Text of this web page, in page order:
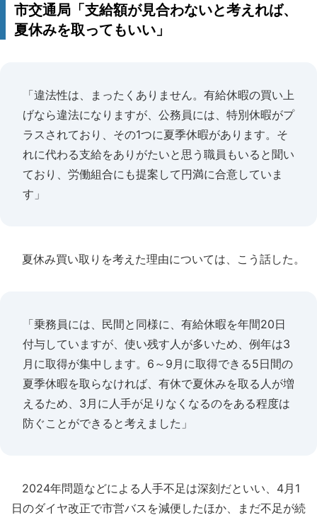
市交通局「支給額が見合わないと考えれば、
夏休みを取ってもいい」
「違法性は、まったくありません。有給休暇の買い上
げなら違法になりますが、公務員には、特別休暇がプ
ラスされており、その1つに夏季休暇があります。そ
れに代わる支給をありがたいと思う職員もいると聞い
ており、労働組合にも提案して円満に合意していま
す」
夏休み買い取りを考えた理由については、こう話した。
「乗務員には、民間と同様に、有給休暇を年間20日
付与していますが、使い残す人が多いため、例年は3
月に取得が集中します。6～9月に取得できる5日間の
夏季休暇を取らなければ、有休で夏休みを取る人が増
えるため、3月に人手が足りなくなるのをある程度は
防ぐことができると考えました」
2024年問題などによる人手不足は深刻だといい、4月1
日のダイヤ改正で市営バスを減便したほか、まだ不足が続